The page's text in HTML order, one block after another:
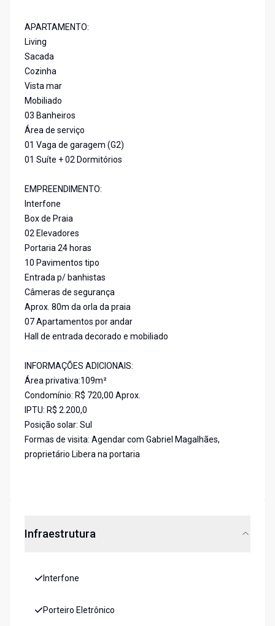
APARTAMENTO:
Living
Sacada
Cozinha
Vista mar
Mobiliado
03 Banheiros
Área de serviço
01 Vaga de garagem (G2)
01 Suíte + 02 Dormitórios
EMPREENDIMENTO:
Interfone
Box de Praia
02 Elevadores
Portaria 24 horas
10 Pavimentos tipo
Entrada p/ banhistas
Câmeras de segurança
Aprox. 80m da orla da praia
07 Apartamentos por andar
Hall de entrada decorado e mobiliado
INFORMAÇÕES ADICIONAIS:
Área privativa:109m²
Condomínio: R$ 720,00 Aprox.
IPTU: R$ 2.200,0
Posição solar: Sul
Formas de visita: Agendar com Gabriel Magalhães,
proprietário Libera na portaria
Infraestrutura
Interfone
Porteiro Eletrônico